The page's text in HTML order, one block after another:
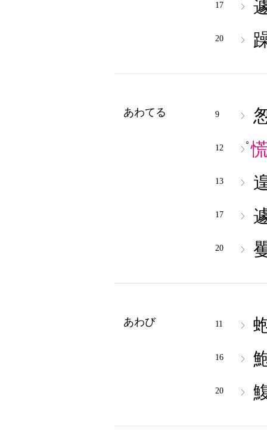
17
20
あわてる 9
12
○
13
17
20
あわび 11
16
20